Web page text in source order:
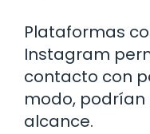
Plataformas
Instagram
contacto con
modo,
alcance.